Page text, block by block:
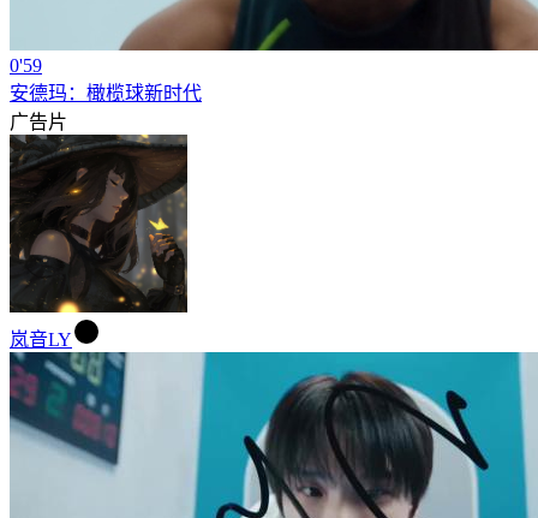
0'59
安德玛：橄榄球新时代
广告片
岚音LY